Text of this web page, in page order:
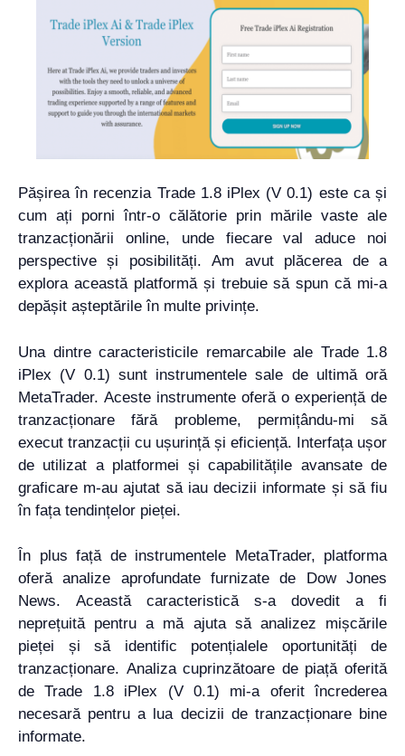
Pășirea în recenzia Trade 1.8 iPlex (V 0.1) este ca și
cum ați porni într-o călătorie prin mările vaste ale
tranzacționării online, unde fiecare val aduce noi
perspective și posibilități. Am avut plăcerea de a
explora această platformă și trebuie să spun că mi-a
depășit așteptările în multe privințe.
Una dintre caracteristicile remarcabile ale Trade 1.8
iPlex (V 0.1) sunt instrumentele sale de ultimă oră
MetaTrader. Aceste instrumente oferă o experiență de
tranzacționare fără probleme, permițându-mi să
execut tranzacții cu ușurință și eficiență. Interfața ușor
de utilizat a platformei și capabilitățile avansate de
graficare m-au ajutat să iau decizii informate și să fiu
în fața tendințelor pieței.
În plus față de instrumentele MetaTrader, platforma
oferă analize aprofundate furnizate de Dow Jones
News. Această caracteristică s-a dovedit a fi
neprețuită pentru a mă ajuta să analizez mișcările
pieței și să identific potențialele oportunități de
tranzacționare. Analiza cuprinzătoare de piață oferită
de Trade 1.8 iPlex (V 0.1) mi-a oferit încrederea
necesară pentru a lua decizii de tranzacționare bine
informate.